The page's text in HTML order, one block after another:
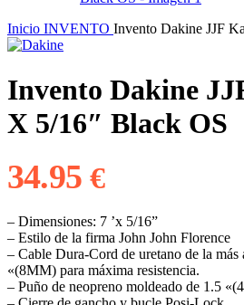
Inicio INVENTO Invento Dakine JJF
Invento Dakine
X 5/16″ Black OS
34.95€
– Dimensiones: 7 ’x 5/16”
– Estilo de la firma John John Florence
– Cable Dura-Cord de uretano de la más
«(8MM) para máxima resistencia.
– Puño de neopreno moldeado de 1.5